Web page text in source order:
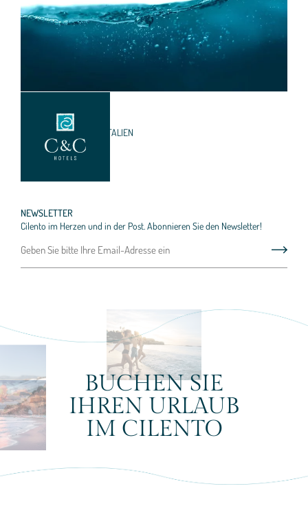
VIA SAN PAOLO 1
84051 PALINURO (SA) • ITALIEN
CECHOTELS.
NEWSLETTER
Cilento im Herzen und in der Post. Abonnieren Sie den Newsletter!
BUCHEN SIE
IHREN URLAUB
IM CILENTO